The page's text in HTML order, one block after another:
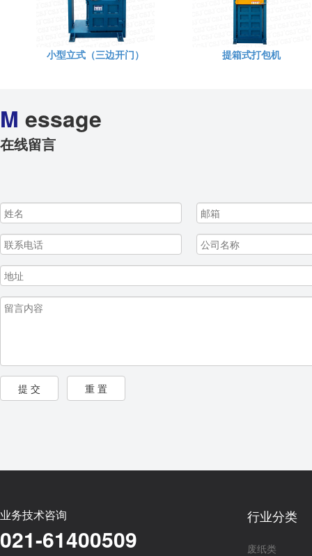
小型立式（三边开门） 提箱式打包机
M essage
在线留言
业务技术咨询
021-61400509
行业分类
废纸类